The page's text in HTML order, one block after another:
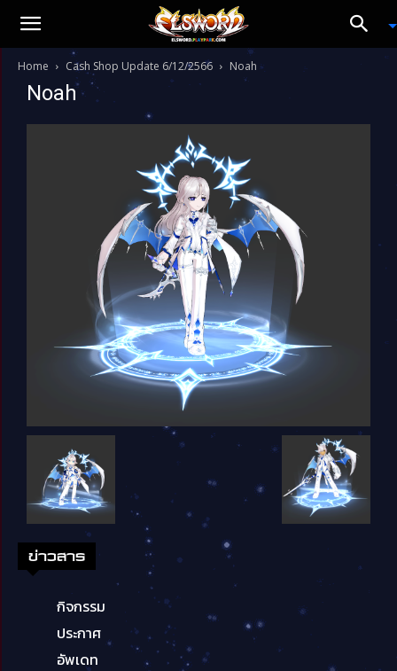
Home Cash Shop Update 6/12/2566 Noah
Noah
ข่าวสาร
กิจกรรม
ประกาศ
อัพเดท